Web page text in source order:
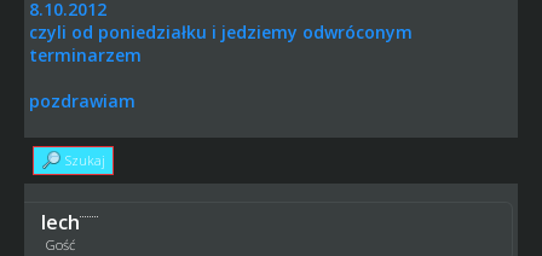
8.10.2012
czyli od poniedziałku i jedziemy odwróconym
terminarzem
pozdrawiam
Szukaj
lech
Gość